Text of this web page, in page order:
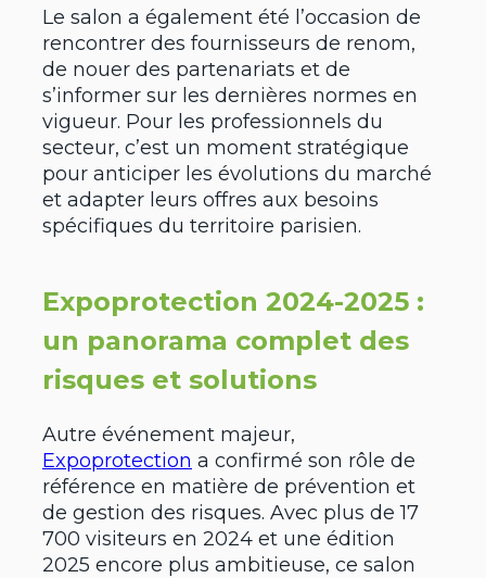
Le salon a également été l’occasion de
rencontrer des fournisseurs de renom,
de nouer des partenariats et de
s’informer sur les dernières normes en
vigueur. Pour les professionnels du
secteur, c’est un moment stratégique
pour anticiper les évolutions du marché
et adapter leurs offres aux besoins
spécifiques du territoire parisien.
Expoprotection 2024-2025 :
un panorama complet des
risques et solutions
Autre événement majeur,
Expoprotection a confirmé son rôle de
référence en matière de prévention et
de gestion des risques. Avec plus de 17
700 visiteurs en 2024 et une édition
2025 encore plus ambitieuse, ce salon